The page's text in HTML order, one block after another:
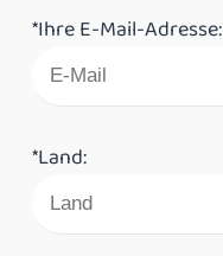
*Ihre E-Mail-Adresse:
*Land: